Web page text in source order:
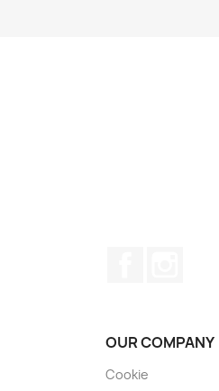
OUR COMPANY
Cookie